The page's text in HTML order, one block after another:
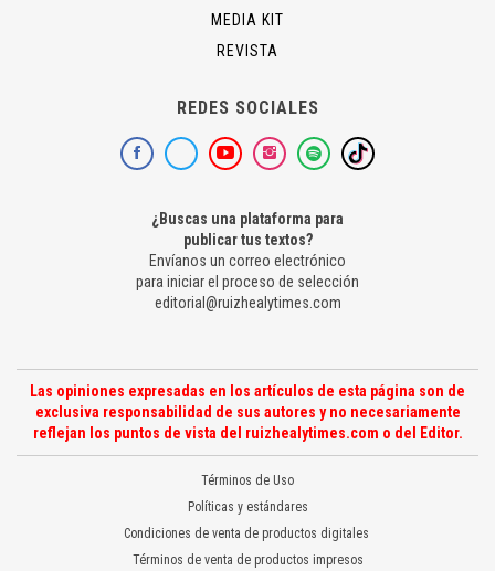
MEDIA KIT
REVISTA
REDES SOCIALES
¿Buscas una plataforma para
publicar tus textos?
Envíanos un correo electrónico
para iniciar el proceso de selección
editorial@ruizhealytimes.com
Las opiniones expresadas en los artículos de esta página son de
exclusiva responsabilidad de sus autores y no necesariamente
reflejan los puntos de vista del ruizhealytimes.com o del Editor.
Términos de Uso
Políticas y estándares
Condiciones de venta de productos digitales
Términos de venta de productos impresos